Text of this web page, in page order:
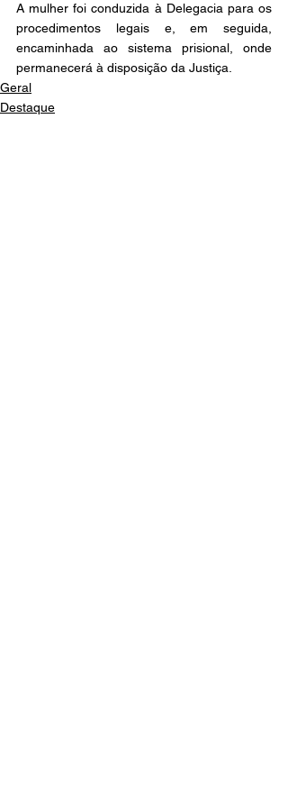
A mulher foi conduzida à Delegacia para os
procedimentos legais e, em seguida,
encaminhada ao sistema prisional, onde
permanecerá à disposição da Justiça.
Geral
Destaque